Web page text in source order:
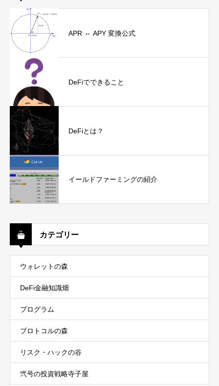
APR ⇔ APY 変換公式
DeFiでできること
DeFiとは？
イールドファーミングの紹介
カテゴリー
ウォレットの森
DeFi金融知識畑
プログラム
プロトコルの森
リスク・ハックの谷
弐号の投資戦略寺子屋